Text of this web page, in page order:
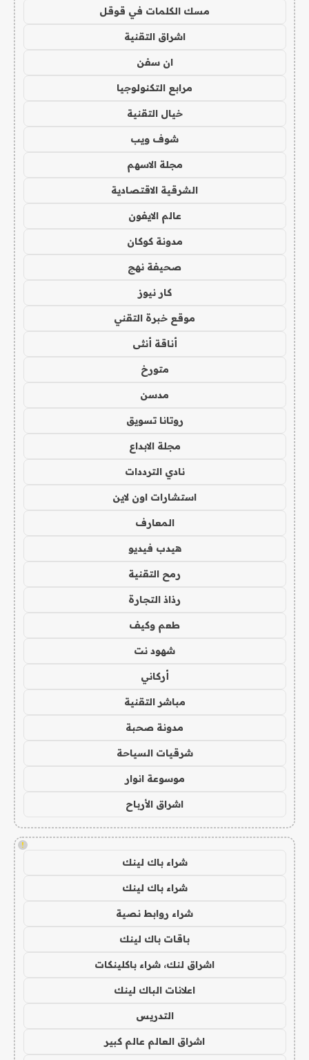
مسك الكلمات في قوقل
اشراق التقنية
ان سفن
مرابع التكنولوجيا
خيال التقنية
شوف ويب
مجلة الاسهم
الشرقية الاقتصادية
عالم الايفون
مدونة كوكان
صحيفة نهج
كار نيوز
موقع خبرة التقني
أناقة أنثى
متورخ
مدسن
روتانا تسويق
مجلة الابداع
نادي الترددات
استشارات اون لاين
المعارف
هيدب فيديو
رمح التقنية
رذاذ التجارة
طعم وكيف
شهود نت
أركاني
مباشر التقنية
مدونة صحبة
شرقيات السياحة
موسوعة انوار
اشراق الأرباح
!
شراء باك لينك
شراء باك لينك
شراء روابط نصية
باقات باك لينك
اشراق لنك، شراء باكلينكات
اعلانات الباك لينك
التدريس
اشراق العالم عالم كبير